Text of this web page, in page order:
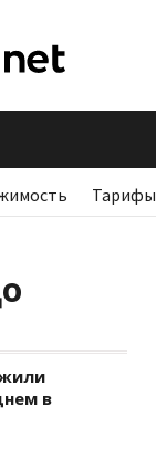
Тарифы
в